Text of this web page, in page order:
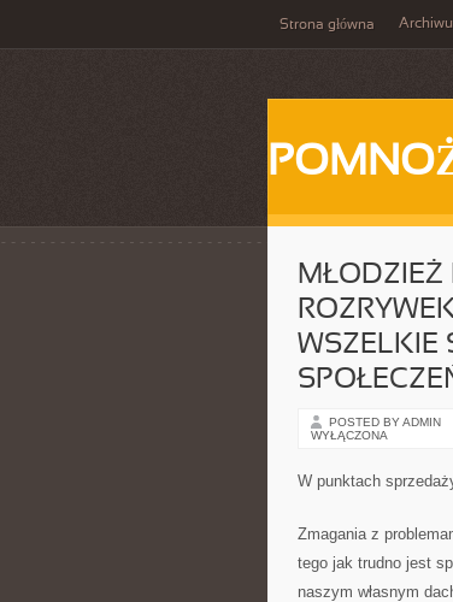
Strona główna
MŁODZIEŻ
WSZELKIE
POSTED BY ADMIN
WYŁĄCZONA
W punktach
Zmagania z
tego jak trudno jest
naszym własnym